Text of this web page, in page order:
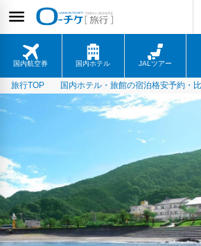
国内航空券 国内ホテル JALツアー
旅行TOP 国内ホテル・旅館の宿泊格安予約・